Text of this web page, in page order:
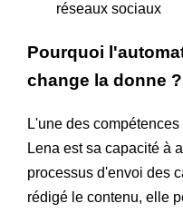
réseaux sociaux
Pourquoi
change la donne ?
L'une des
Lena est sa capacité à
processus d'envoi des
rédigé le contenu, elle